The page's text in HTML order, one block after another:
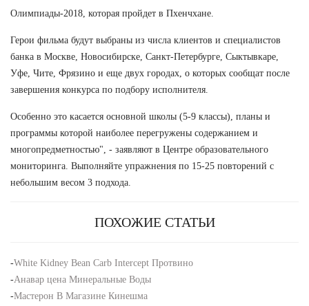
Олимпиады-2018, которая пройдет в Пхенчхане.
Герои фильма будут выбраны из числа клиентов и специалистов
банка в Москве, Новосибирске, Санкт-Петербурге, Сыктывкаре,
Уфе, Чите, Фрязино и еще двух городах, о которых сообщат после
завершения конкурса по подбору исполнителя.
Особенно это касается основной школы (5-9 классы), планы и
программы которой наиболее перегружены содержанием и
многопредметностью", - заявляют в Центре образовательного
мониторинга. Выполняйте упражнения по 15-25 повторений с
небольшим весом 3 подхода.
ПОХОЖИЕ СТАТЬИ
-White Kidney Bean Carb Intercept Протвино
-Анавар цена Минеральные Воды
-Мастерон В Магазине Кинешма